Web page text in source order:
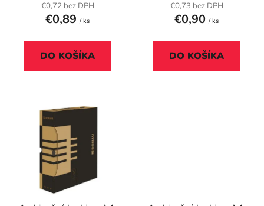
€0,72 bez DPH
€0,89 / ks
DO KOŠÍKA
€0,73 bez DPH
€0,90 / ks
DO KOŠÍKA